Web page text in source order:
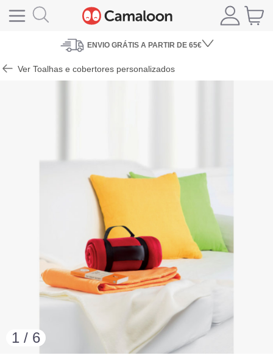
ENVIO GRÁTIS A PARTIR DE 65€
Ver Toalhas e cobertores personalizados
1 / 6